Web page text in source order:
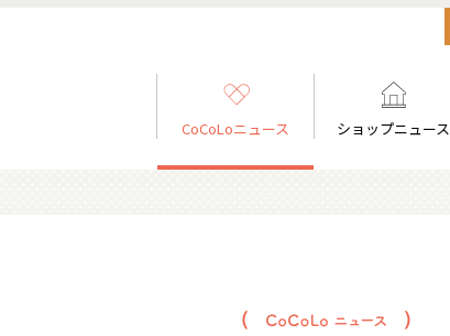
CoCoLoニュース ショップニュース